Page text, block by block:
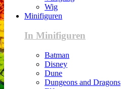
Wig
Minifiguren
In Minifiguren
Batman
Disney
Dune
Dungeons and Dragons